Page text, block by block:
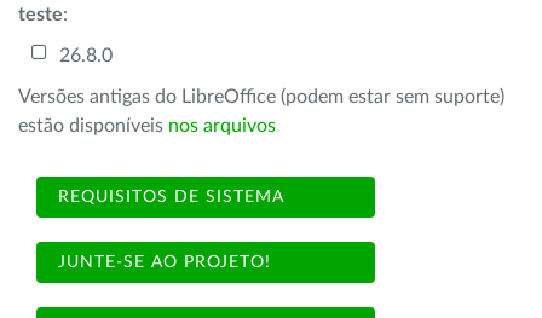
teste:
26.8.0
Versões antigas do LibreOffice (podem estar sem suporte)
estão disponíveis nos arquivos
REQUISITOS DE SISTEMA
JUNTE-SE AO PROJETO!